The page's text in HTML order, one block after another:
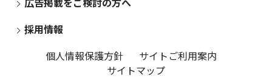
広告掲載をご検討の方へ
採用情報
個人情報保護方針
サイトご利用案内
サイトマップ